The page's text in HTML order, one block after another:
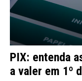
PIX: entenda
a valer em 1º